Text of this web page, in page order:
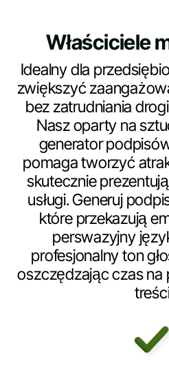
Właściciele
Idealny dla
zwiększyć
bez zatrudniania
Nasz oparty na
generator
pomaga tworzyć
skutecznie
usługi. Generuj
które przekazują
perswazyjny
profesjonalny ton
oszczędzając czas na